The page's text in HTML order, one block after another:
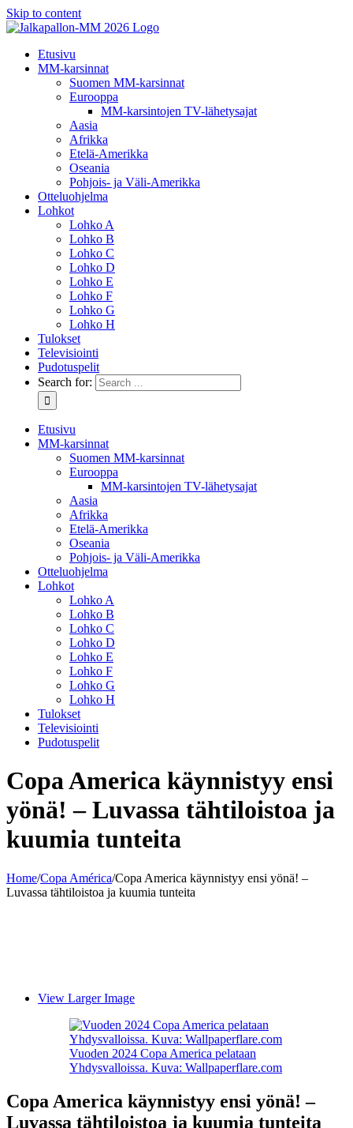
Skip to content
Etusivu
MM-karsinnat
Suomen MM-karsinnat
Eurooppa
MM-karsintojen TV-lähetysajat
Aasia
Afrikka
Etelä-Amerikka
Oseania
Pohjois- ja Väli-Amerikka
Otteluohjelma
Lohkot
Lohko A
Lohko B
Lohko C
Lohko D
Lohko E
Lohko F
Lohko G
Lohko H
Tulokset
Televisiointi
Pudotuspelit
Search for:
Etusivu
MM-karsinnat
Suomen MM-karsinnat
Eurooppa
MM-karsintojen TV-lähetysajat
Aasia
Afrikka
Etelä-Amerikka
Oseania
Pohjois- ja Väli-Amerikka
Otteluohjelma
Lohkot
Lohko A
Lohko B
Lohko C
Lohko D
Lohko E
Lohko F
Lohko G
Lohko H
Tulokset
Televisiointi
Pudotuspelit
Copa America käynnistyy ensi
yönä! – Luvassa tähtiloistoa ja
kuumia tunteita
Home/Copa América/Copa America käynnistyy ensi yönä! –
Luvassa tähtiloistoa ja kuumia tunteita
View Larger Image
Vuoden 2024 Copa America pelataan
Yhdysvalloissa. Kuva: Wallpaperflare.com
Copa America käynnistyy ensi yönä! –
Luvassa tähtiloistoa ja kuumia tunteita